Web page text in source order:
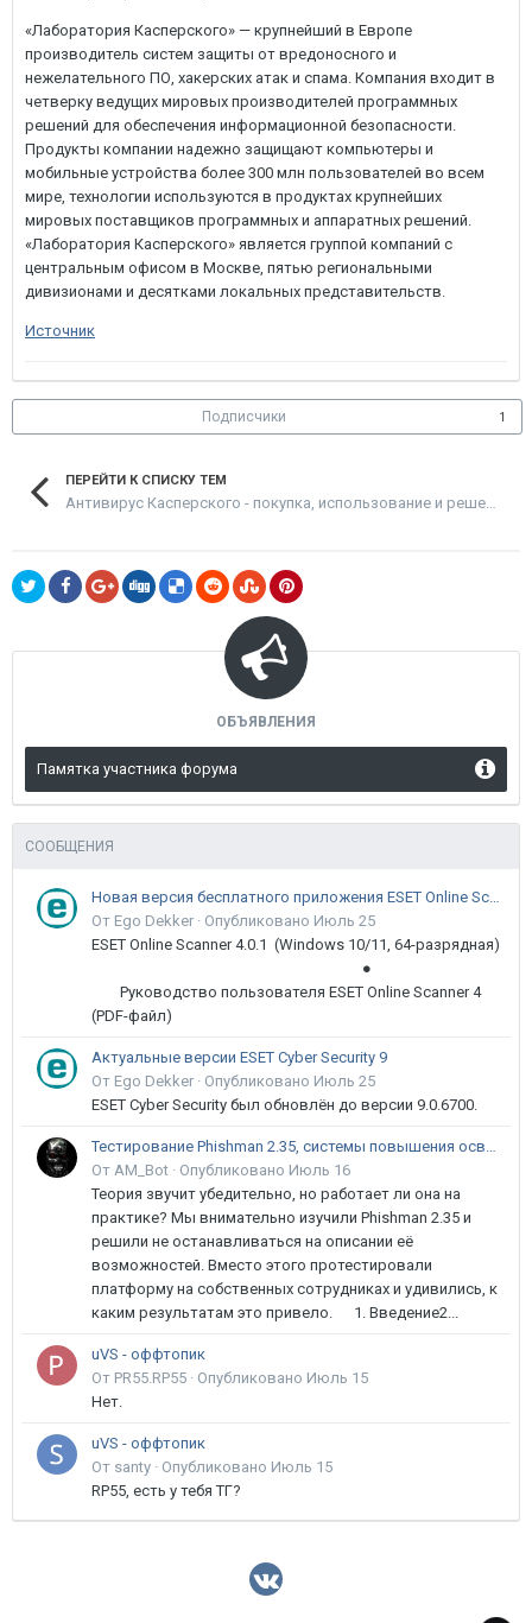
«Лаборатория Касперского» — крупнейший в Европе
производитель систем защиты от вредоносного и
нежелательного ПО, хакерских атак и спама. Компания входит в
четверку ведущих мировых производителей программных
решений для обеспечения информационной безопасности.
Продукты компании надежно защищают компьютеры и
мобильные устройства более 300 млн пользователей во всем
мире, технологии используются в продуктах крупнейших
мировых поставщиков программных и аппаратных решений.
«Лаборатория Касперского» является группой компаний с
центральным офисом в Москве, пятью региональными
дивизионами и десятками локальных представительств.
Источник
Подписчики 1
ПЕРЕЙТИ К СПИСКУ ТЕМ
ОБЪЯВЛЕНИЯ
Памятка участника форума
СООБЩЕНИЯ
Новая версия бесплатного приложения ESET Online Scanner доступна пользователям
От Ego Dekker · Опубликовано Июль 25
ESET Online Scanner 4.0.1 (Windows 10/11, 64-разрядная)
●
Руководство пользователя ESET Online Scanner 4
(PDF-файл)
Актуальные версии ESET Cyber Security 9
От Ego Dekker · Опубликовано Июль 25
ESET Cyber Security был обновлён до версии 9.0.6700.
Тестирование Phishman 2.35, системы повышения осведомлённости пользователей в сфере ИБ
От AM_Bot · Опубликовано Июль 16
Теория звучит убедительно, но работает ли она на
практике? Мы внимательно изучили Phishman 2.35 и
решили не останавливаться на описании её
возможностей. Вместо этого протестировали
платформу на собственных сотрудниках и удивились, к
каким результатам это привело. 1. Введение2...
uVS - оффтопик
От PR55.RP55 · Опубликовано Июль 15
Нет.
uVS - оффтопик
От santy · Опубликовано Июль 15
RP55, есть у тебя ТГ?